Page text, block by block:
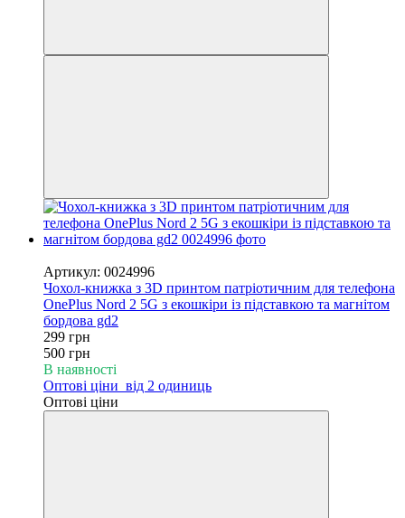
Артикул: 0024996
Чохол-книжка з 3D принтом патріотичним для телефона
OnePlus Nord 2 5G з екошкіри із підставкою та магнітом
бордова gd2
299 грн
500 грн
В наявності
Оптові ціни від 2 одиниць
Оптові ціни